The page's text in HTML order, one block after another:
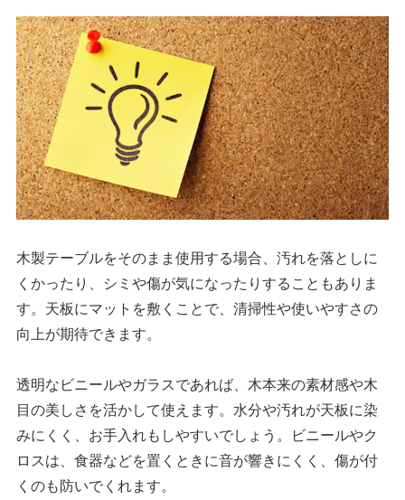
木製テーブルをそのまま使用する場合、汚れを落としに
くかったり、シミや傷が気になったりすることもありま
す。天板にマットを敷くことで、清掃性や使いやすさの
向上が期待できます。
透明なビニールやガラスであれば、木本来の素材感や木
目の美しさを活かして使えます。水分や汚れが天板に染
みにくく、お手入れもしやすいでしょう。ビニールやク
ロスは、食器などを置くときに音が響きにくく、傷が付
くのも防いでくれます。